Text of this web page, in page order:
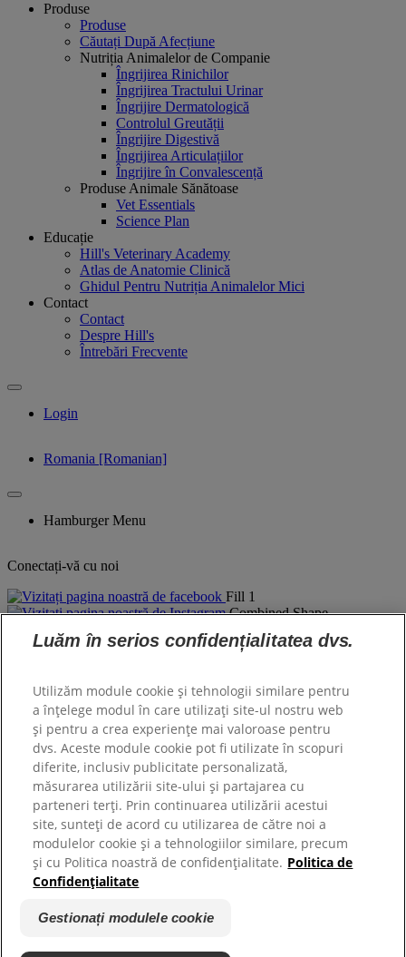
Produse
Produse
Căutați După Afecțiune
Nutriția Animalelor de Companie
Îngrijirea Rinichilor
Îngrijirea Tractului Urinar
Îngrijire Dermatologică
Controlul Greutății
Îngrijire Digestivă
Îngrijirea Articulațiilor
Îngrijire în Convalescență
Produse Animale Sănătoase
Vet Essentials
Science Plan
Educație
Hill's Veterinary Academy
Atlas de Anatomie Clinică
Ghidul Pentru Nutriția Animalelor Mici
Contact
Contact
Despre Hill's
Întrebări Frecvente
Login
Romania [Romanian]
Hamburger Menu
Conectați-vă cu noi
Fill 1
Combined Shape
Compania Noastră
Hill's Pet
Cariere
Asistență
Contact
Întrebări Frecvente
Copyright ©Hill's. All rights reserved.
Termeni și Condiții
Luăm în serios confidențialitatea dvs.
Utilizăm module cookie și tehnologii similare pentru
a înțelege modul în care utilizați site-ul nostru web
și pentru a crea experiențe mai valoroase pentru
dvs. Aceste module cookie pot fi utilizate în scopuri
diferite, inclusiv publicitate personalizată,
măsurarea utilizării site-ului și partajarea cu
parteneri terți. Prin continuarea utilizării acestui
site, sunteți de acord cu utilizarea de către noi a
modulelor cookie și a tehnologiilor similare, precum
și cu Politica noastră de confidențialitate. Politica de
Confidențialitate
Gestionați modulele cookie